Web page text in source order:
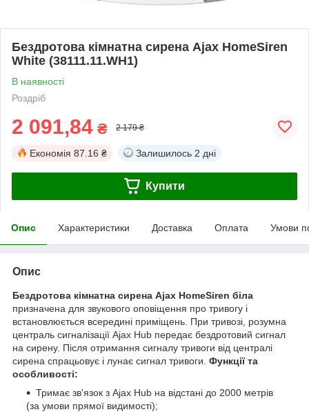
Бездротова кімнатна сирена Ajax HomeSiren
White (38111.11.WH1)
В наявності
Роздріб
2 091,84 ₴ 2 179 ₴
Економія 87.16 ₴ Залишилось 2 дні
Купити
Опис Характеристики Доставка Оплата Умови
Опис
Бездротова кімнатна сирена Ajax HomeSiren біла
призначена для звукового оповіщення про тривогу і
встановлюється всередині приміщень. При тривозі, розумна
централь сигналізації Ajax Hub передає бездротовий сигнал
на сирену. Після отримання сигналу тривоги від централі
сирена спрацьовує і лунає сигнал тривоги. Функції та
особливості:
Тримає зв'язок з Ajax Hub на відстані до 2000 метрів
(за умови прямої видимості);